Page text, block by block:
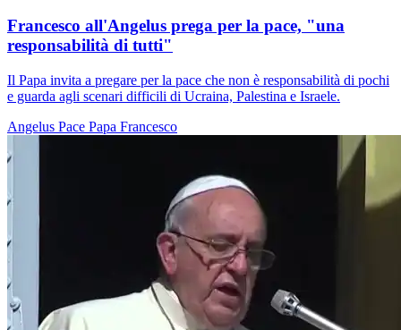
Francesco all'Angelus prega per la pace, "una
responsabilità di tutti"
Il Papa invita a pregare per la pace che non è responsabilità di pochi
e guarda agli scenari difficili di Ucraina, Palestina e Israele.
Angelus Pace Papa Francesco